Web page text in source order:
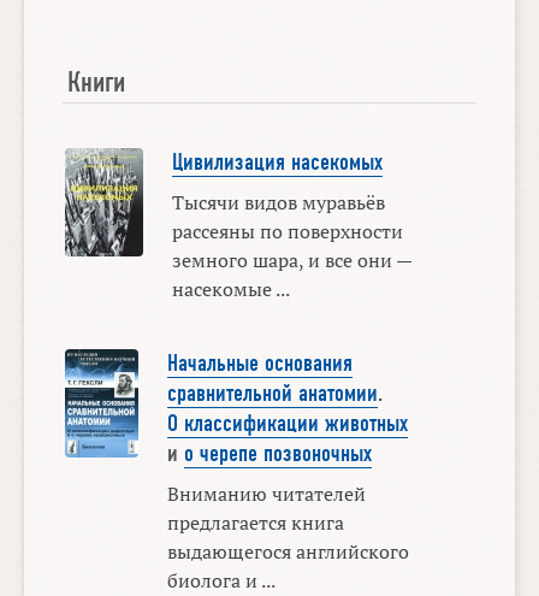
Книги
Цивилизация насекомых
Тысячи видов муравьёв
рассеяны по поверхности
земного шара, и все они —
насекомые ...
Начальные основания
сравнительной анатомии.
О классификации животных
и о черепе позвоночных
Вниманию читателей
предлагается книга
выдающегося английского
биолога и ...